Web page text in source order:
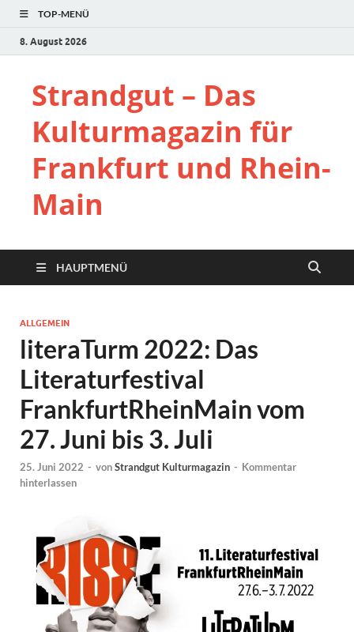
TOP-MENÜ
8. August 2026
Strandgut – Das
Kulturmagazin für
Frankfurt und Rhein-
Main
HAUPTMENÜ
ALLGEMEIN
literaTurm 2022: Das
Literaturfestival
FrankfurtRheinMain vom
27. Juni bis 3. Juli
25. Juni 2022 - vonStrandgut Kulturmagazin - Kommentar
hinterlassen